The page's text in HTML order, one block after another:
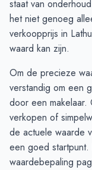
November
€ 823.499
December
€ 782.166
Januari
€ 808.333
Maart
€
April
€
Mei
€
Juni
€
staat van
het niet genoeg
verkoopprijs in
waard kan zijn.
Om de precieze
verstandig om een
door een
verkopen of
de actuele waarde
een goed
waardebepaling